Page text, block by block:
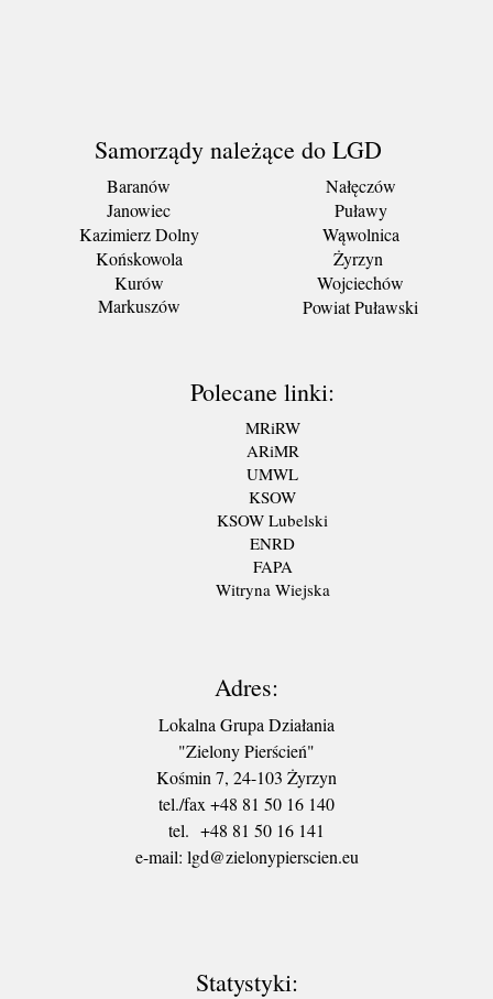
Samorządy należące do LGD
Baranów
Janowiec
Kazimierz Dolny
Końskowola
Kurów
Markuszów
Nałęczów
Puławy
Wąwolnica
Żyrzyn
Wojciechów
Powiat Puławski
Polecane linki:
MRiRW
ARiMR
UMWL
KSOW
KSOW Lubelski
ENRD
FAPA
Witryna Wiejska
Adres:
Lokalna Grupa Działania
"Zielony Pierścień"
Kośmin 7, 24-103 Żyrzyn
tel./fax +48 81 50 16 140
tel. +48 81 50 16 141
​e-mail: lgd@zielonypierscien.eu
Statystyki: